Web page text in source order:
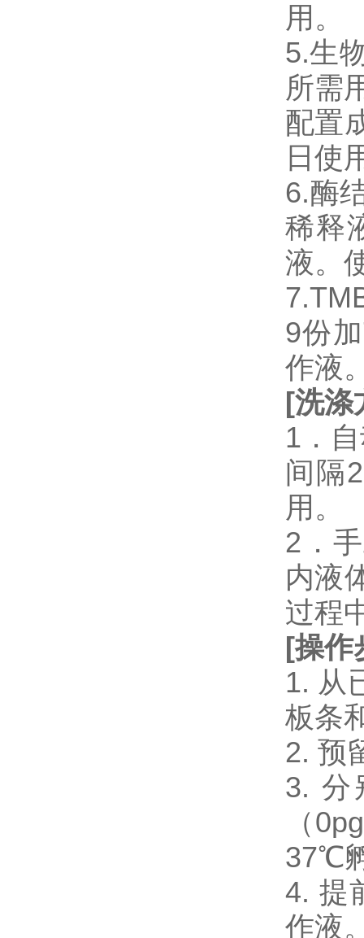
用。
5.生
所需
配置
日使
6.酶
稀释
液。
9份
作液
[洗涤
1．
间隔
用。
2．
内液
过程
[操作
1. 从
板条
2. 预
3. 分
（
37℃
4. 提
作液